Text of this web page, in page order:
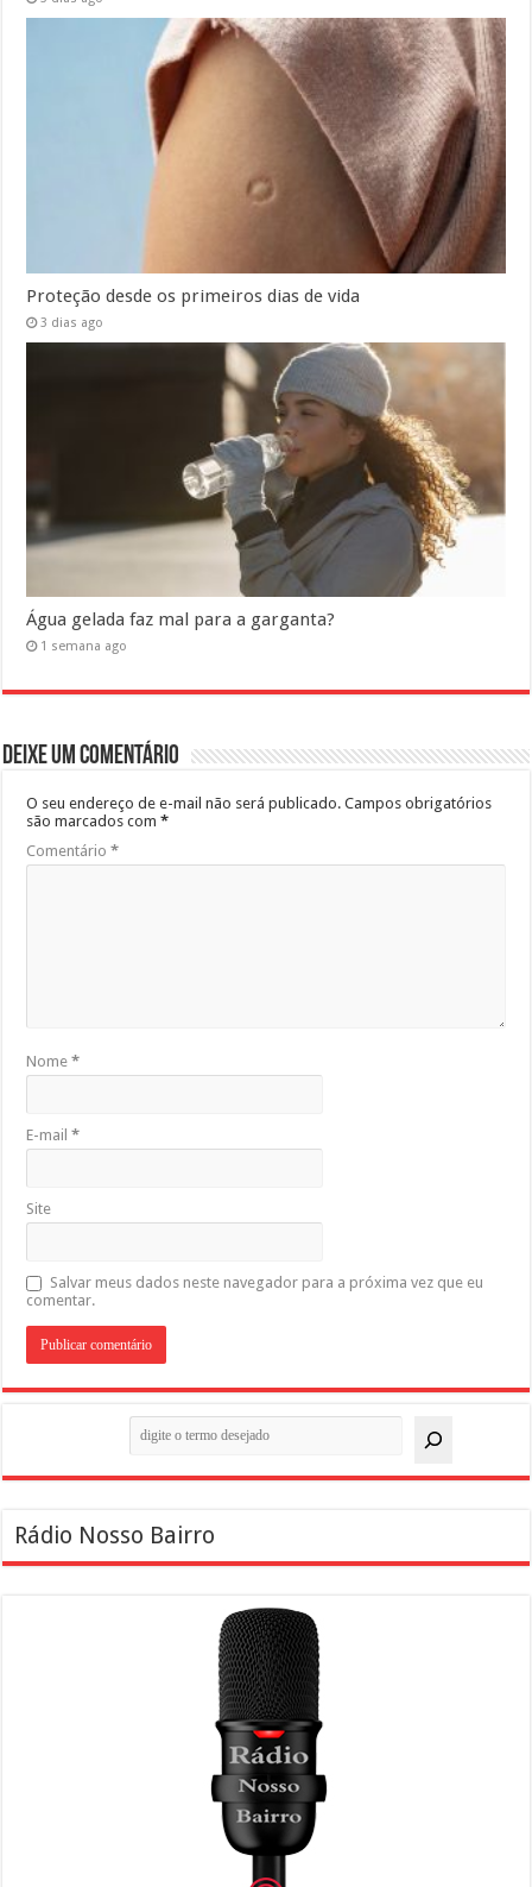
Proteção desde os primeiros dias de vida
3 dias ago
Água gelada faz mal para a garganta?
1 semana ago
Deixe um comentário
O seu endereço de e-mail não será publicado. Campos obrigatórios
são marcados com*
Comentário*
Nome*
E-mail*
Site
Salvar meus dados neste navegador para a próxima vez que eu
comentar.
Rádio Nosso Bairro